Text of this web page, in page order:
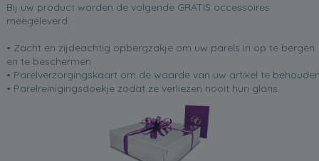
Bij uw product worden de volgende GRATIS accessoires
meegeleverd:
• Zacht en zijdeachtig opbergzakje om uw parels in op te bergen
en te beschermen
• Parelverzorgingskaart om de waarde van uw artikel te
• Parelreinigingsdoekje zodat ze verliezen nooit hun glans.